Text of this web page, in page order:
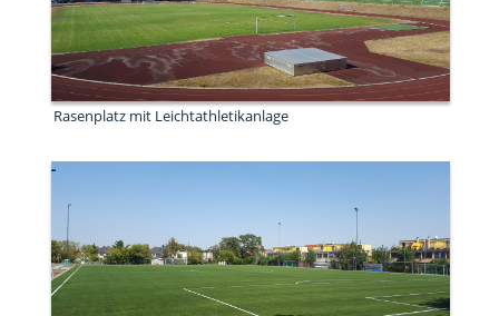
Rasenplatz mit Leichtathletikanlage